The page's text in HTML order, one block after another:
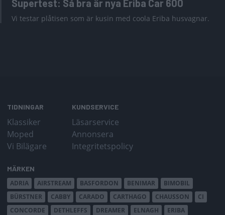
Supertest: Så bra är nya Eriba Car 600
Vi testar plåtisen som är kusin med coola Eriba husvagnar.
TIDNINGAR
Klassiker
Moped
Vi Bilägare
KUNDSERVICE
Läsarservice
Annonsera
Integritetspolicy
MÄRKEN
ADRIA
AIRSTREAM BASFORDON BENIMAR
BIMOBIL
BÜRSTNER
CABBY CARADO CARTHAGO CHAUSSON
CI
CONCORDE
DETHLEFFS DREAMER ELNAGH ERIBA